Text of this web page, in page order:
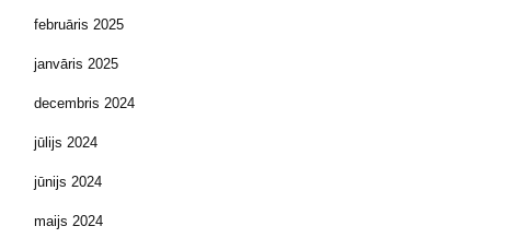
februāris 2025
janvāris 2025
decembris 2024
jūlijs 2024
jūnijs 2024
maijs 2024